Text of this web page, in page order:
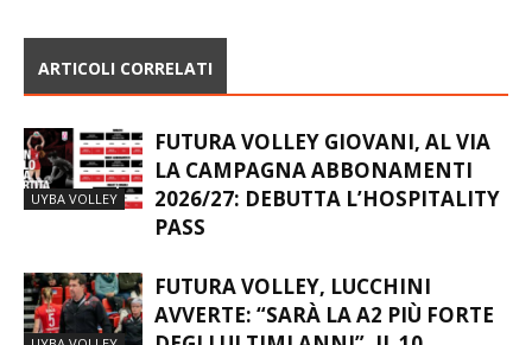
ARTICOLI CORRELATI
UYBA VOLLEY
FUTURA VOLLEY GIOVANI, AL VIA
LA CAMPAGNA ABBONAMENTI
2026/27: DEBUTTA L’HOSPITALITY
PASS
FUTURA VOLLEY, LUCCHINI
AVVERTE: “SARÀ LA A2 PIÙ FORTE